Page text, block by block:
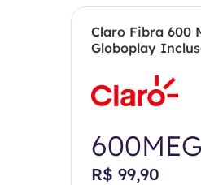
Claro Fibra 600
Globoplay
R$ 99,90